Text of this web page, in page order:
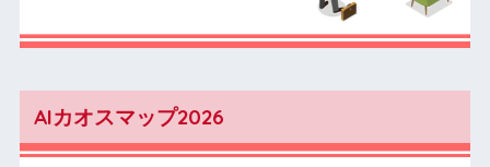
AIカオスマップ2026